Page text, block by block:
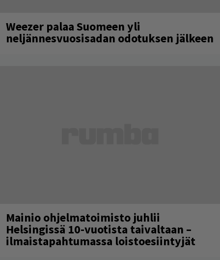
Weezer palaa Suomeen yli
neljännesvuosisadan odotuksen jälkeen
Mainio ohjelmatoimisto juhlii
Helsingissä 10-vuotista taivaltaan –
ilmaistapahtumassa loistoesiintyjät